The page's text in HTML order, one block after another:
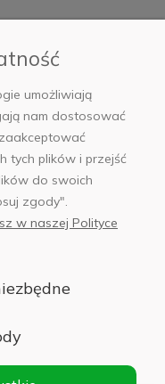
275
własnością:
176, NIP
umożliwiają
nam dostosować
tych plików i przejść
do swoich
zgody".
w naszej Polityce